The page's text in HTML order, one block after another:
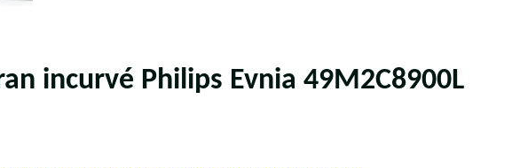
incurvé Philips Evnia 49M2C8900L